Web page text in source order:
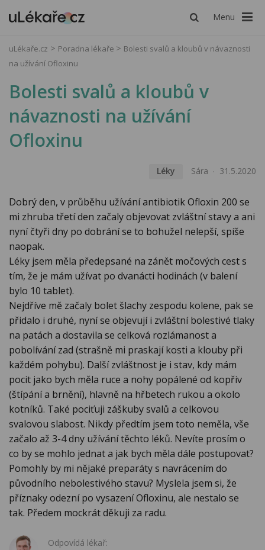
Menu
uLékaře.cz Poradna lékaře
Bolesti svalů a kloubů v návaznosti
na užívání Ofloxinu
Bolesti svalů a kloubů v
návaznosti na užívání
Ofloxinu
Léky Sára 31.5.2020
Dobrý den, v průběhu užívání antibiotik Ofloxin 200 se
mi zhruba třetí den začaly objevovat zvláštní stavy a ani
nyní čtyři dny po dobrání se to bohužel nelepší, spíše
naopak.
Léky jsem měla předepsané na zánět močových cest s
tím, že je mám užívat po dvanácti hodinách (v balení
bylo 10 tablet).
Nejdříve mě začaly bolet šlachy zespodu kolene, pak se
přidalo i druhé, nyní se objevují i zvláštní bolestivé tlaky
na patách a dostavila se celková rozlámanost a
pobolívání zad (strašně mi praskají kosti a klouby při
každém pohybu). Další zvláštnost je i stav, kdy mám
pocit jako bych měla ruce a nohy popálené od kopřiv
(štípání a brnění), hlavně na hřbetech rukou a okolo
kotníků. Také pociťuji záškuby svalů a celkovou
svalovou slabost. Nikdy předtím jsem toto neměla, vše
začalo až 3-4 dny užívání těchto léků. Nevíte prosím o
co by se mohlo jednat a jak bych měla dále postupovat?
Pomohly by mi nějaké preparáty s navrácením do
původního nebolestivého stavu? Myslela jsem si, že
příznaky odezní po vysazení Ofloxinu, ale nestalo se
tak. Předem mockrát děkuji za radu.
Odpovídá lékař: